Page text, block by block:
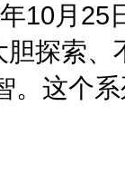
10月25
探索
。这个